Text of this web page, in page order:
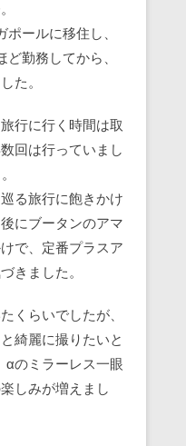
ールに移住し、
勤務してから、
た。
行に行く時間は取
回は行っていまし
る旅行に飽きかけ
にブータンのアマ
で、定番プラスア
きました。
くらいでしたが、
綺麗に撮りたいと
のミラーレス一眼
しみが増えまし